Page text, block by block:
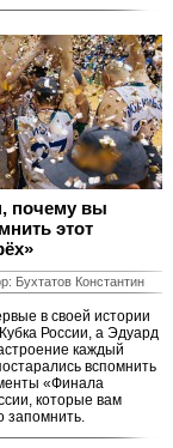
почему вы
этот
Бухтатов Константин
в своей истории
России, а Эдуард
каждый
вспомнить
«Финала
которые вам
запомнить.